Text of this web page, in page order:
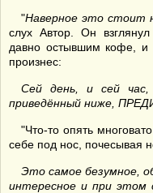
"Наверное это стоит
слух Автор. Он
давно остывшим кофе, и
произнес:
Сей день, и сей час,
приведённый ниже,
"Что-то опять
себе под нос, почесывая
Это самое безумное,
интересное и при этом